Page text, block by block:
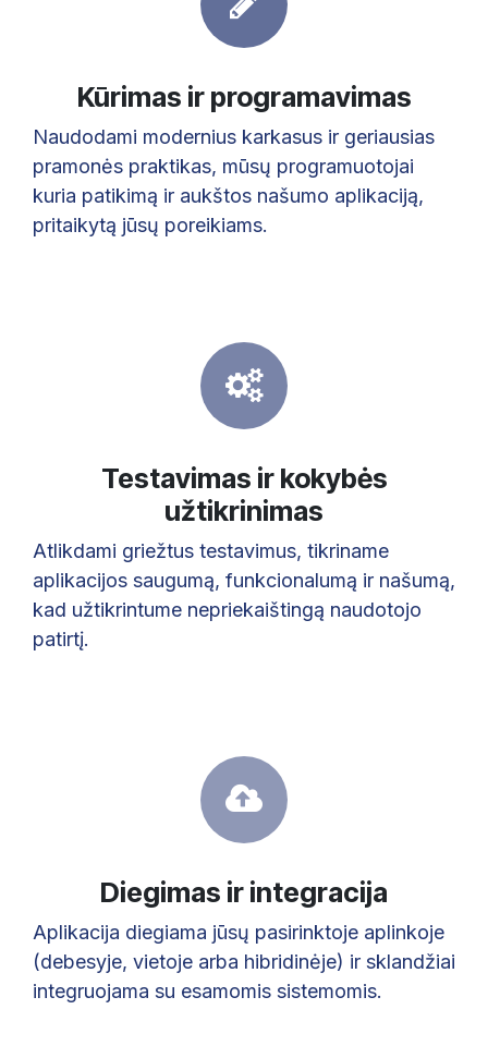
Kūrimas ir programavimas
Naudodami modernius karkasus ir geriausias
pramonės praktikas, mūsų programuotojai
kuria patikimą ir aukštos našumo aplikaciją,
pritaikytą jūsų poreikiams.
Testavimas ir kokybės
užtikrinimas
Atlikdami griežtus testavimus, tikriname
aplikacijos saugumą, funkcionalumą ir našumą,
kad užtikrintume nepriekaištingą naudotojo
patirtį.
Diegimas ir integracija
Aplikacija diegiama jūsų pasirinktoje aplinkoje
(debesyje, vietoje arba hibridinėje) ir sklandžiai
integruojama su esamomis sistemomis.